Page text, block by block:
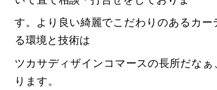
す。より良い綺麗でこだわりのあるカ
る環境と技術は
ツカサディザインコマースの長所だな
ります。